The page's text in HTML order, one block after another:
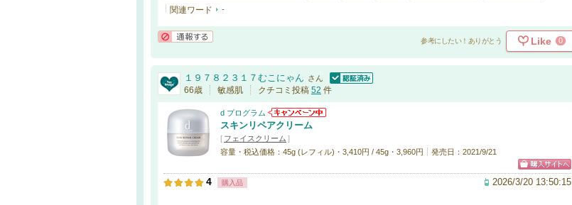
関連ワード -
参考にしたい！ありがとう Like 0
１９７８２３１７むこにゃん さん
認証済
66歳 敏感肌 クチコミ投稿 52 件
d プログラム
スキンリペアクリーム
[ フェイスクリーム ]
容量・税込価格：45g (レフィル)・3,410円 / 45g・3,960円
発売日：2021/9/21
4 購入品 2026/3/20 13:50:15